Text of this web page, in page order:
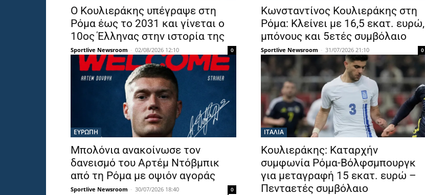
Ο Κουλιεράκης υπέγραψε στη
Ρόμα έως το 2031 και γίνεται ο
10ος Έλληνας στην ιστορία της
Sportlive Newsroom - 02/08/2026 12:10 0
Κωνσταντίνος Κουλιεράκης στη
Ρόμα: Κλείνει με 16,5 εκατ. ευρώ,
μπόνους και 5ετές συμβόλαιο
Sportlive Newsroom - 31/07/2026 21:10 0
ΕΥΡΩΠΗ
Μπολόνια ανακοίνωσε τον
δανεισμό του Αρτέμ Ντόβμπικ
από τη Ρόμα με οψιόν αγοράς
Sportlive Newsroom - 30/07/2026 18:40 0
ΙΤΑΛΙΑ
Κουλιεράκης: Καταρχήν
συμφωνία Ρόμα-Βόλφσμπουργκ
για μεταγραφή 15 εκατ. ευρώ –
Πενταετές συμβόλαιο